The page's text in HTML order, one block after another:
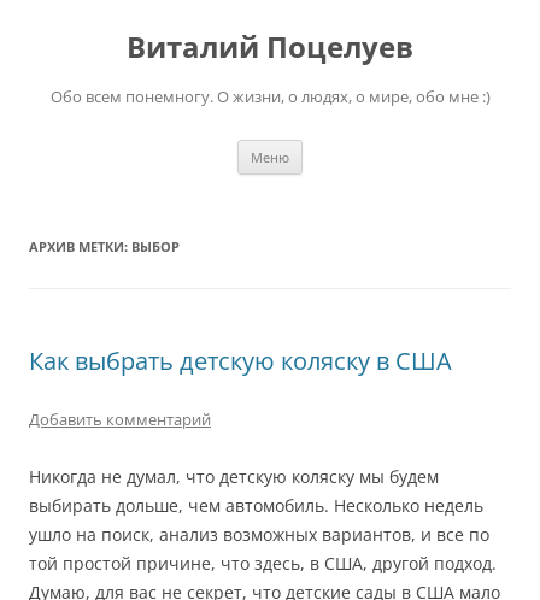
содержимомуВиталий Поцелуев
Обо всем понемногу. О жизни, о людях, о мире, обо мне :)
Меню
АРХИВ МЕТКИ: ВЫБОР
Как выбрать детскую коляску в США
Добавить комментарий
Никогда не думал, что детскую коляску мы будем
выбирать дольше, чем автомобиль. Несколько недель
ушло на поиск, анализ возможных вариантов, и все по
той простой причине, что здесь, в США, другой подход.
Думаю, для вас не секрет, что детские сады в США мало